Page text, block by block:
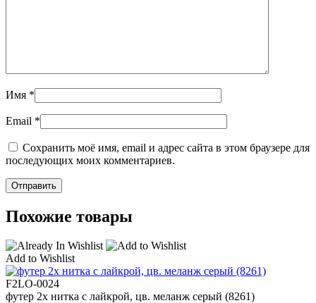
Имя *
Email *
Сохранить моё имя, email и адрес сайта в этом браузере для
последующих моих комментариев.
Похожие товары
Add to Wishlist
F2LO-0024
футер 2х нитка с лайкрой, цв. меланж серый (8261)